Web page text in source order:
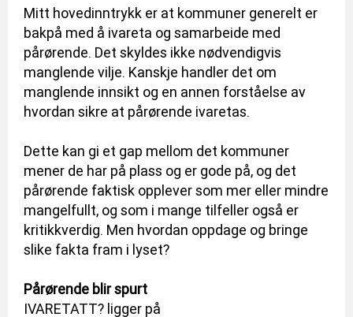
Mitt hovedinntrykk er at kommuner generelt er
bakpå med å ivareta og samarbeide med
pårørende. Det skyldes ikke nødvendigvis
manglende vilje. Kanskje handler det om
manglende innsikt og en annen forståelse av
hvordan sikre at pårørende ivaretas.
Dette kan gi et gap mellom det kommuner
mener de har på plass og er gode på, og det
pårørende faktisk opplever som mer eller mindre
mangelfullt, og som i mange tilfeller også er
kritikkverdig. Men hvordan oppdage og bringe
slike fakta fram i lyset?
Pårørende blir spurt
IVARETATT? ligger på